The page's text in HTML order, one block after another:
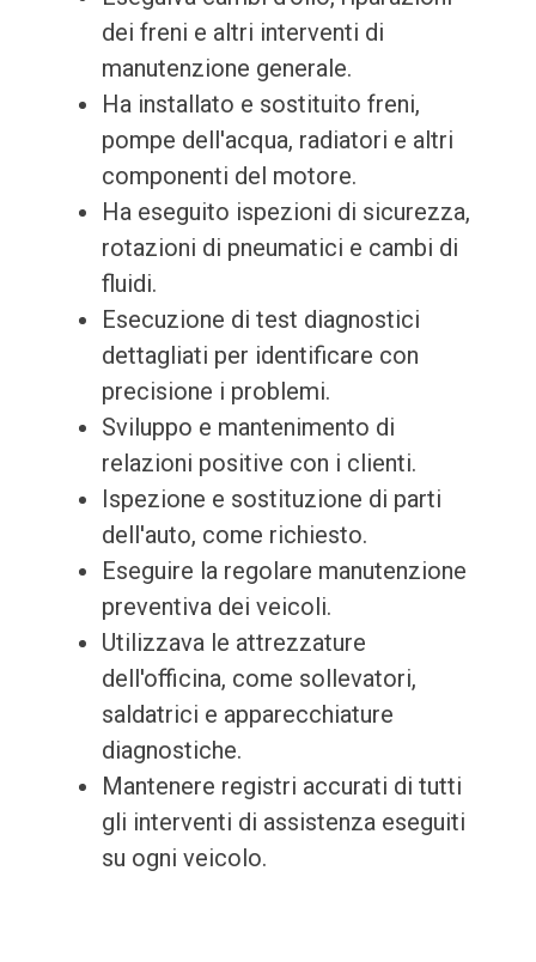
dei freni e altri interventi di
manutenzione generale.
Ha installato e sostituito freni,
pompe dell'acqua, radiatori e altri
componenti del motore.
Ha eseguito ispezioni di sicurezza,
rotazioni di pneumatici e cambi di
fluidi.
Esecuzione di test diagnostici
dettagliati per identificare con
precisione i problemi.
Sviluppo e mantenimento di
relazioni positive con i clienti.
Ispezione e sostituzione di parti
dell'auto, come richiesto.
Eseguire la regolare manutenzione
preventiva dei veicoli.
Utilizzava le attrezzature
dell'officina, come sollevatori,
saldatrici e apparecchiature
diagnostiche.
Mantenere registri accurati di tutti
gli interventi di assistenza eseguiti
su ogni veicolo.